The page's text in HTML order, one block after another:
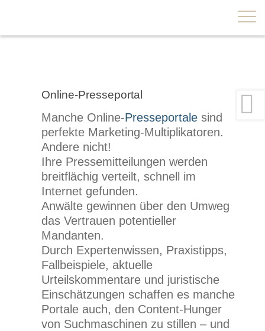
×
Online-Presseportal
Manche Online-Presseportale sind
perfekte Marketing-Multiplikatoren.
Andere nicht!
Ihre Pressemitteilungen werden
breitflächig verteilt, schnell im
Internet gefunden.
Anwälte gewinnen über den Umweg
das Vertrauen potentieller
Mandanten.
Durch Expertenwissen, Praxistipps,
Fallbeispiele, aktuelle
Urteilskommentare und juristische
Einschätzungen schaffen es manche
Portale auch, den Content-Hunger
von Suchmaschinen zu stillen – und